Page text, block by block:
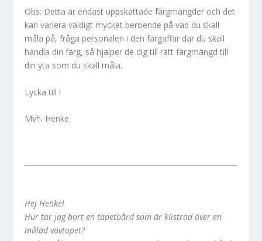
Obs: Detta är endast uppskattade färgmängder och det
kan variera väldigt mycket beroende på vad du skall
måla på, fråga personalen i den färgaffär där du skall
handla din färg, så hjälper de dig till rätt färgmängd till
din yta som du skall måla.
Lycka till !
Mvh. Henke
Hej Henke!
Hur tar jag bort en tapetbård som är klistrad över en
målad vävtapet?